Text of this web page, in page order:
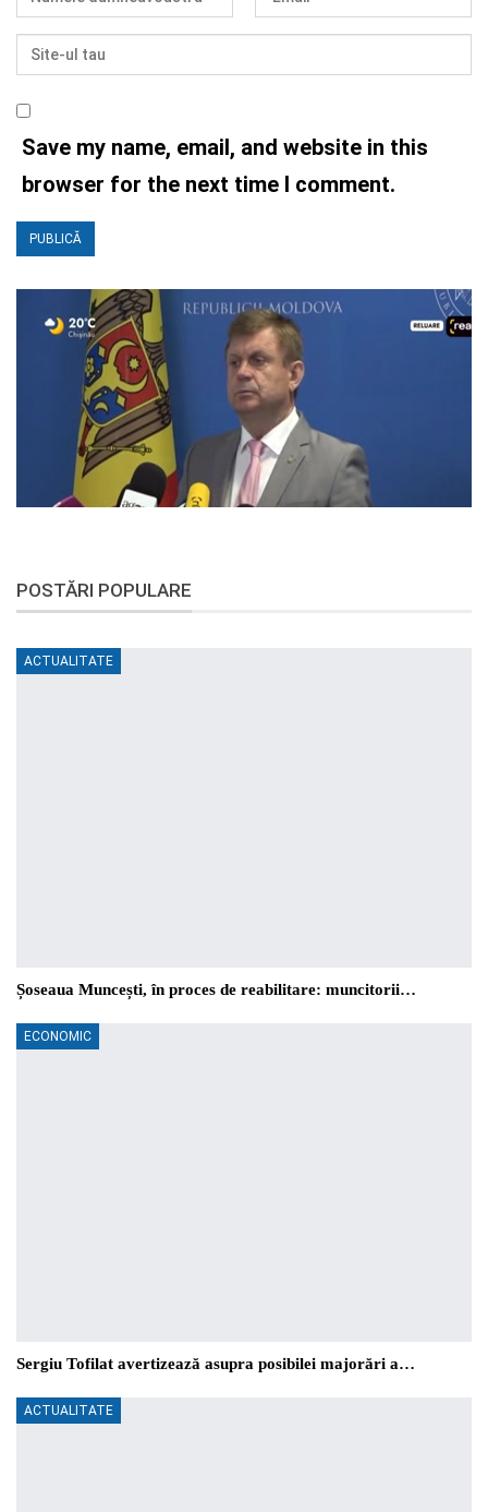
Save my name, email, and website in this
browser for the next time I comment.
POSTĂRI POPULARE
ACTUALITATE
Șoseaua Muncești, în proces de reabilitare: muncitorii…
ECONOMIC
Sergiu Tofilat avertizează asupra posibilei majorări a…
ACTUALITATE